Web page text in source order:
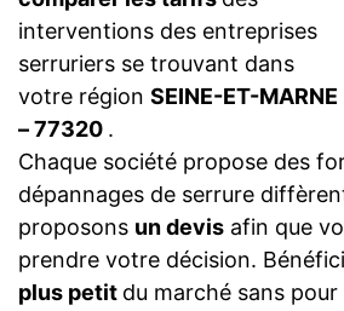
interventions des entreprises
serruriers se trouvant dans
votre région SEINE-ET-MARNE
– 77320 .
Chaque société propose des
dépannages de serrure
proposons un devis afin que
prendre votre décision.
plus petit du marché sans